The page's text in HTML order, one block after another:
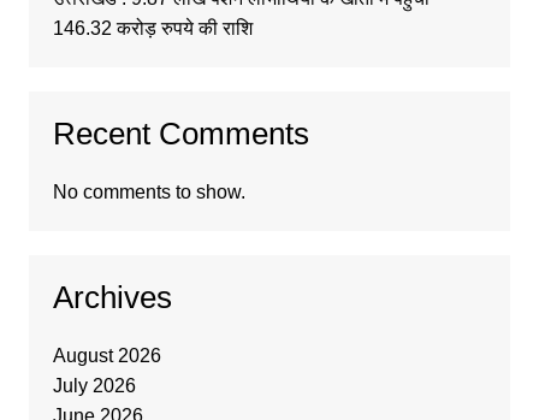
146.32 करोड़ रुपये की राशि
Recent Comments
No comments to show.
Archives
August 2026
July 2026